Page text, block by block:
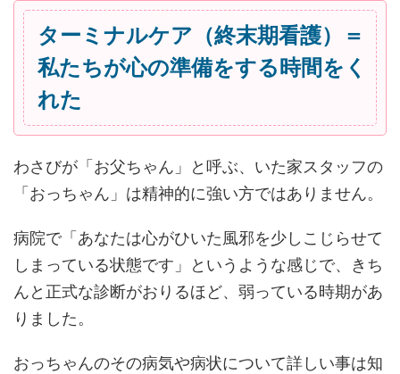
ターミナルケア（終末期看護）＝
私たちが心の準備をする時間をく
れた
わさびが「お父ちゃん」と呼ぶ、いた家スタッフの
「おっちゃん」は精神的に強い方ではありません。
病院で「あなたは心がひいた風邪を少しこじらせて
しまっている状態です」というような感じで、きち
んと正式な診断がおりるほど、弱っている時期があ
りました。
おっちゃんのその病気や病状について詳しい事は知